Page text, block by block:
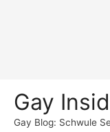
Gay
Gay Blog: Schwule